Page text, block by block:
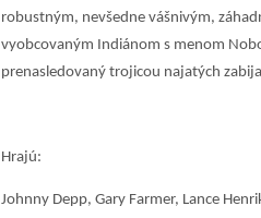
robustným, nevšedne vášnivým,
vyobcovaným Indiánom s menom
prenasledovaný trojicou najatých
Hrajú:
Johnny Depp, Gary Farmer, Lance